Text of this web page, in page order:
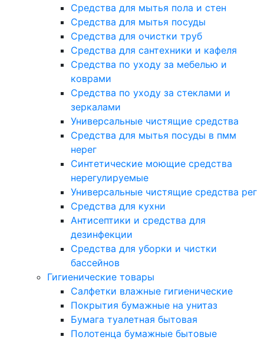
Средства для мытья пола и стен
Средства для мытья посуды
Средства для очистки труб
Средства для сантехники и кафеля
Средства по уходу за мебелью и
коврами
Средства по уходу за стеклами и
зеркалами
Универсальные чистящие средства
Средства для мытья посуды в пмм
нерег
Синтетические моющие средства
нерегулируемые
Универсальные чистящие средства рег
Средства для кухни
Антисептики и средства для
дезинфекции
Средства для уборки и чистки
бассейнов
Гигиенические товары
Салфетки влажные гигиенические
Покрытия бумажные на унитаз
Бумага туалетная бытовая
Полотенца бумажные бытовые